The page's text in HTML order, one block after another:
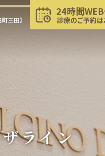
三田】
24時間
診療のご予約は
ライン